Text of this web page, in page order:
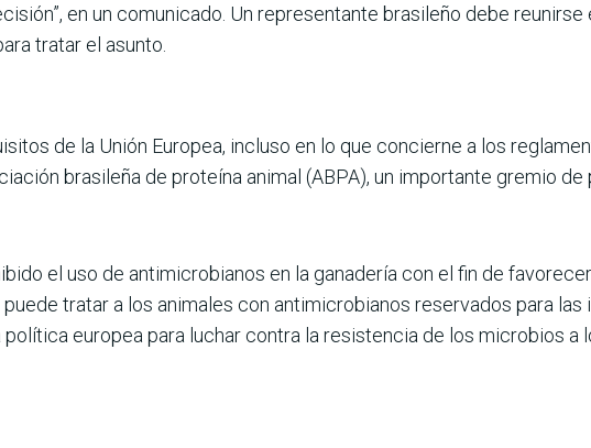
en un comunicado. Un representante brasileño debe
tratar el asunto.
de la Unión Europea, incluso en lo que concierne a los
brasileña de proteína animal (ABPA), un importante gremio
el uso de antimicrobianos en la ganadería con el fin de
tratar a los animales con antimicrobianos reservados para las
europea para luchar contra la resistencia de los microbios a